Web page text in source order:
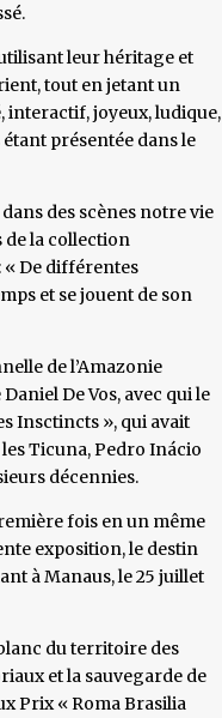
leur héritage et
tout en jetant un
interactif, joyeux, ludique,
présentée dans le
des scènes notre vie
de la collection
« De différentes
et se jouent de son
de l’Amazonie
De Vos, avec qui le
Insctincts », qui avait
Ticuna, Pedro Inácio
décennies.
fois en un même
exposition, le destin
à Manaus, le 25 juillet
du territoire des
et la sauvegarde de
Prix « Roma Brasilia